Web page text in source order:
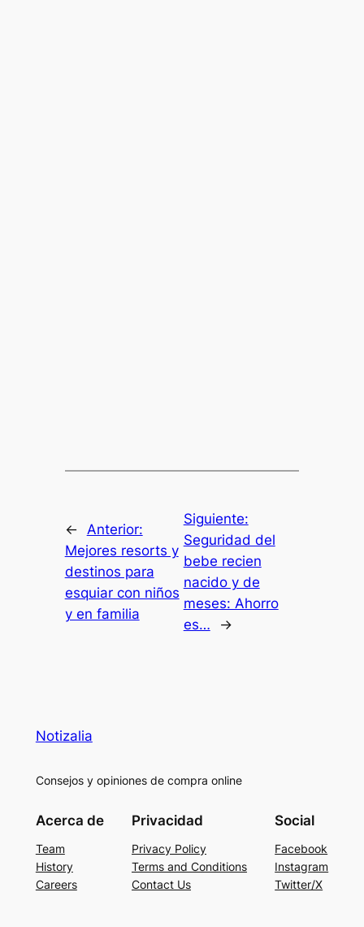
←
Anterior:
Mejores resorts y
destinos para
esquiar con niños
y en familia
Siguiente:
Seguridad del
bebe recien
nacido y de
meses: Ahorro
es…
→
Notizalia
Consejos y opiniones de compra online
Acerca de
Team
History
Careers
Privacidad
Privacy Policy
Terms and Conditions
Contact Us
Social
Facebook
Instagram
Twitter/X